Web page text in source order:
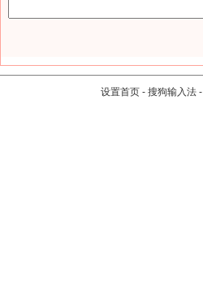
设置首页 - 搜狗输入法 -